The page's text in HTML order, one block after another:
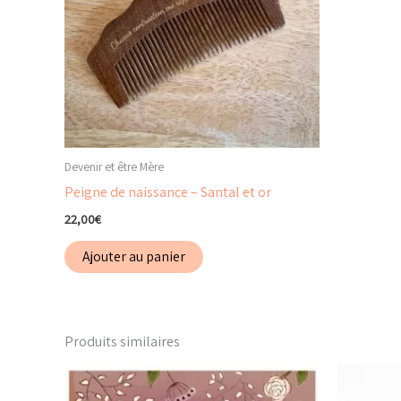
Devenir et être Mère
Peigne de naissance – Santal et or
22,00€
Ajouter au panier
Produits similaires